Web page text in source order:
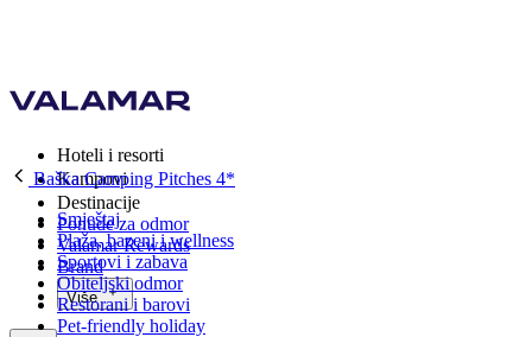
Hoteli i resorti
Kampovi
Destinacije
Ponude za odmor
Valamar Rewards
Brand
Više
Baška Camping Pitches 4*
Smještaj
Plaža, bazeni i wellness
Sportovi i zabava
Obiteljski odmor
Restorani i barovi
Pet-friendly holiday